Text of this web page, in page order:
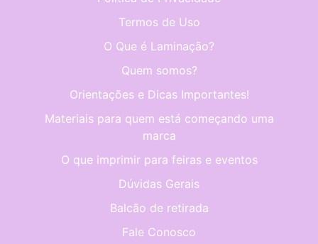
Termos de Uso
O Que é Laminação?
Quem somos?
Orientações e Dicas Importantes!
Materiais para quem está começando uma
marca
O que imprimir para feiras e eventos
Dúvidas Gerais
Balcão de retirada
Fale Conosco